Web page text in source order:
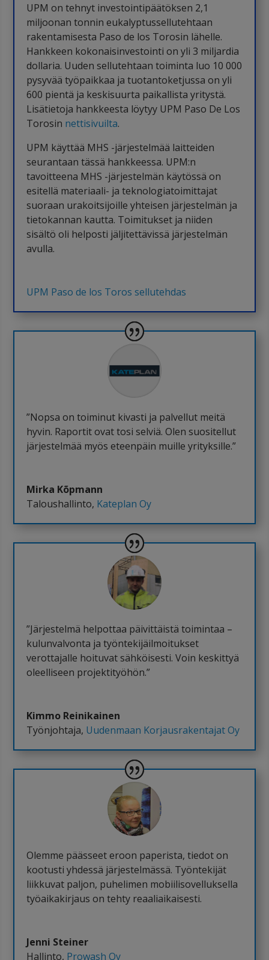
UPM on tehnyt investointipäätöksen 2,1
miljoonan tonnin eukalyptussellutehtaan
rakentamisesta Paso de los Torosin lähelle.
Hankkeen kokonaisinvestointi on yli 3 miljardia
dollaria. Uuden sellutehtaan toiminta luo 10 000
pysyvää työpaikkaa ja tuotantoketjussa on yli
600 pientä ja keskisuurta paikallista yritystä.
Lisätietoja hankkeesta löytyy UPM Paso De Los
Torosin nettisivuilta.
UPM käyttää MHS -järjestelmää laitteiden
seurantaan tässä hankkeessa. UPM:n
tavoitteena MHS -järjestelmän käytössä on
esitellä materiaali- ja teknologiatoimittajat
suoraan urakoitsijoille yhteisen järjestelmän ja
tietokannan kautta. Toimitukset ja niiden
sisältö oli helposti jäljitettävissä järjestelmän
avulla.
UPM Paso de los Toros sellutehdas
”Nopsa on toiminut kivasti ja palvellut meitä
hyvin. Raportit ovat tosi selviä. Olen suositellut
järjestelmää myös eteenpäin muille yrityksille.”
Mirka Kõpmann
Taloushallinto, Kateplan Oy
”Järjestelmä helpottaa päivittäistä toimintaa –
kulunvalvonta ja työntekijäilmoitukset
verottajalle hoituvat sähköisesti. Voin keskittyä
oleelliseen projektityöhön.”
Kimmo Reinikainen
Työnjohtaja, Uudenmaan Korjausrakentajat Oy
Olemme päässeet eroon paperista, tiedot on
kootusti yhdessä järjestelmässä. Työntekijät
liikkuvat paljon, puhelimen mobiilisovelluksella
työaikakirjaus on tehty reaaliaikaisesti.
Jenni Steiner
Hallinto, Prowash Oy